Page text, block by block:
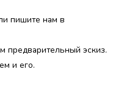
пишите нам в
предварительный эскиз.
и его.